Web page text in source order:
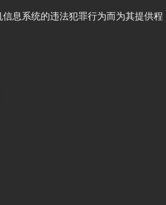
息系统的违法犯罪行为而为其提供程